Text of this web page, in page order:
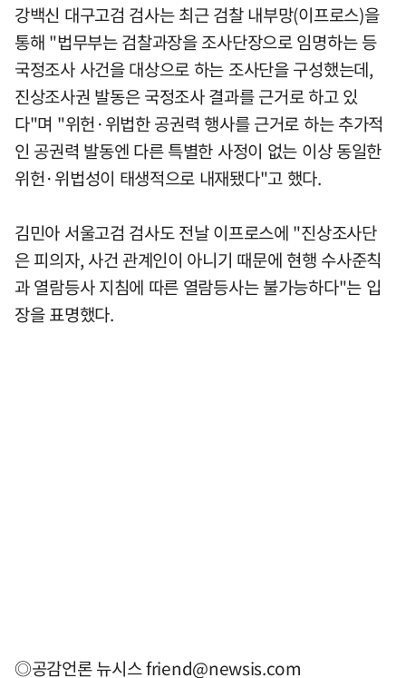
강백신 대구고검 검사는 최근 검찰 내부망(이프로스)을
통해 "법무부는 검찰과장을 조사단장으로 임명하는 등
국정조사 사건을 대상으로 하는 조사단을 구성했는데,
진상조사권 발동은 국정조사 결과를 근거로 하고 있
다"며 "위헌·위법한 공권력 행사를 근거로 하는 추가적
인 공권력 발동엔 다른 특별한 사정이 없는 이상 동일한
위헌·위법성이 태생적으로 내재됐다"고 했다.
김민아 서울고검 검사도 전날 이프로스에 "진상조사단
은 피의자, 사건 관계인이 아니기 때문에 현행 수사준칙
과 열람등사 지침에 따른 열람등사는 불가능하다"는 입
장을 표명했다.
◎공감언론 뉴시스friend@newsis.com